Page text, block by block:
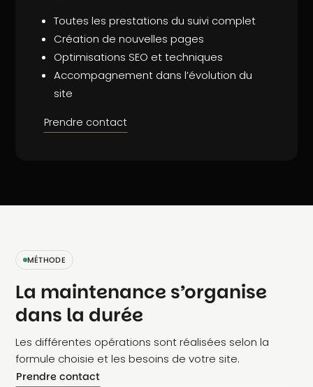
Toutes les prestations du suivi complet
Création de nouvelles pages
Optimisations SEO et techniques
Accompagnement dans l’évolution du
site
Prendre contact
MÉTHODE
La maintenance s’organise
dans la durée
Les différentes opérations sont réalisées selon la
formule choisie et les besoins de votre site.
Prendre contact